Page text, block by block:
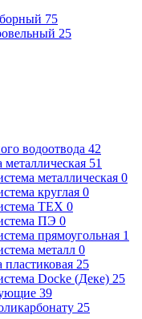
75
25
водоотвода 42
металлическая 51
металлическая 0
круглая 0
ТЕХ 0
ПЭ 0
прямоугольная 1
металл 0
пластиковая 25
Docke (Деке) 25
39
25